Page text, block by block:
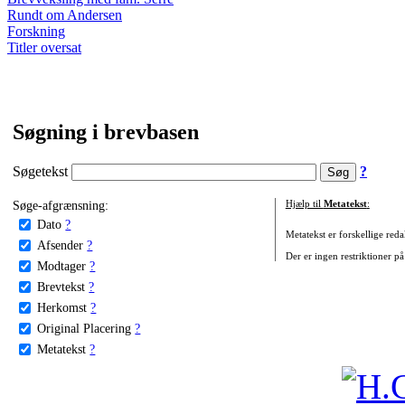
Rundt om Andersen
Forskning
Titler oversat
Søgning i brevbasen
Søgetekst ?
Søge-afgrænsning:
Dato ?
Afsender ?
Modtager ?
Brevtekst ?
Herkomst ?
Original Placering ?
Metatekst ?
Hjælp til Metatekst:
Metatekst er forskellige
Der er ingen restriktioner